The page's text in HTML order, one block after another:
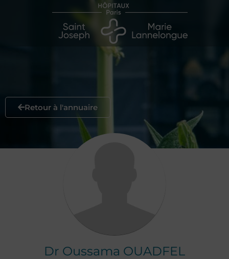
Retour à l'annuaire
Dr Oussama OUADFEL